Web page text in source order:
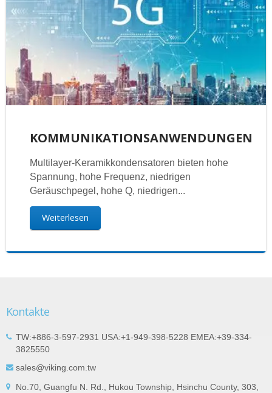
KOMMUNIKATIONSANWENDUNGEN
Multilayer-Keramikkondensatoren bieten hohe
Spannung, hohe Frequenz, niedrigen
Geräuschpegel, hohe Q, niedrigen...
Weiterlesen
Kontakte
TW:+886-3-597-2931 USA:+1-949-398-5228 EMEA:+39-334-
3825550
sales@viking.com.tw
No.70, Guangfu N. Rd., Hukou Township, Hsinchu County, 303,